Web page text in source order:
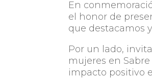
En
el honor de
que destacamos
Por un lado,
mujeres en
impacto positivo